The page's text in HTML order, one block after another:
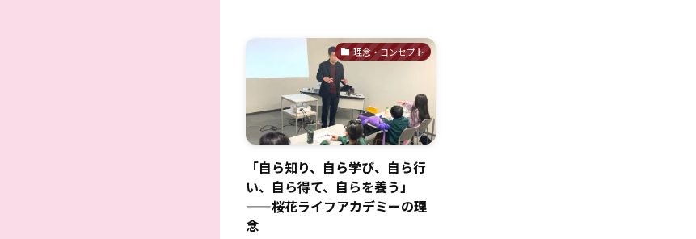
理念・コンセプト
「自ら知り、自ら学び、自ら行
い、自ら得て、自らを養う」
——桜花ライフアカデミーの理
念